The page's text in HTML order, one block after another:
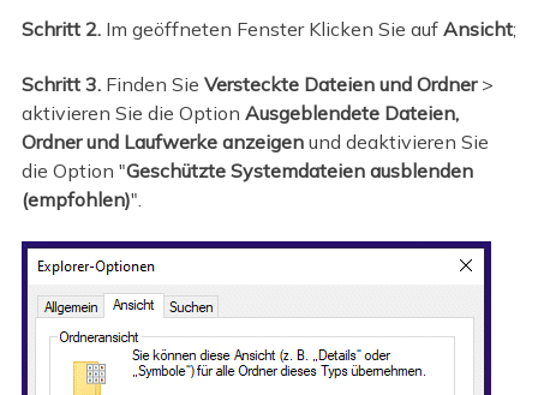
Schritt 2.Im geöffneten Fenster Klicken Sie auf Ansicht;
Schritt 3.Finden Sie Versteckte Dateien und Ordner>
aktivieren Sie die Option Ausgeblendete Dateien,
Ordner und Laufwerke anzeigen und deaktivieren Sie
die Option "Geschützte Systemdateien ausblenden
(empfohlen)".